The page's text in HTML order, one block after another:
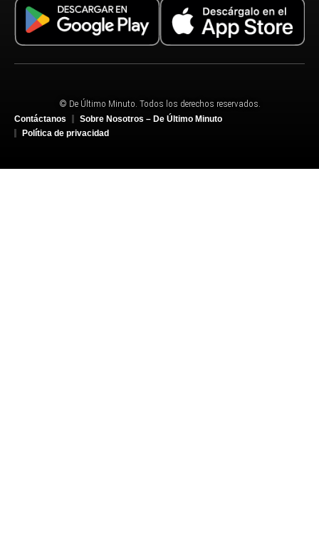
© De Último Minuto. Todos los derechos reservados.
Contáctanos
Sobre Nosotros – De Último Minuto
Política de privacidad